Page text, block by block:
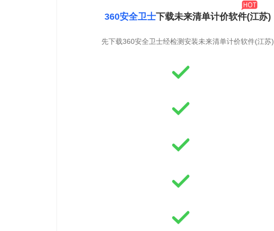
360安全卫士下载未来清单计价软件(江苏)
先下载360安全卫士经检测安装未来清单计价软件(江苏)